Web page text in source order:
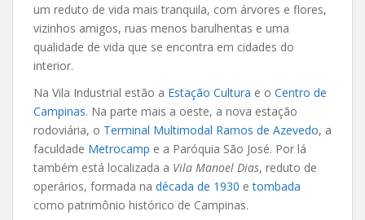
um reduto de vida mais tranquila, com árvores e flores,
vizinhos amigos, ruas menos barulhentas e uma
qualidade de vida que se encontra em cidades do
interior.
Na Vila Industrial estão a Estação Cultura e o Centro de
Campinas. Na parte mais a oeste, a nova estação
rodoviária, o Terminal Multimodal Ramos de Azevedo, a
faculdade Metrocamp e a Paróquia São José. Por lá
também está localizada a Vila Manoel Dias, reduto de
operários, formada na década de 1930 etombada
como patrimônio histórico de Campinas.